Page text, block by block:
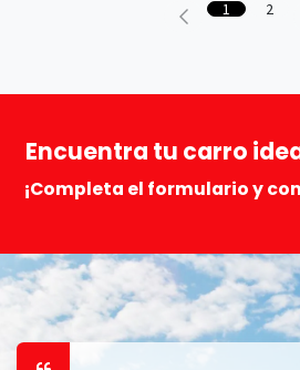
1 2
Encuentra tu carro
¡Completa el formulario y